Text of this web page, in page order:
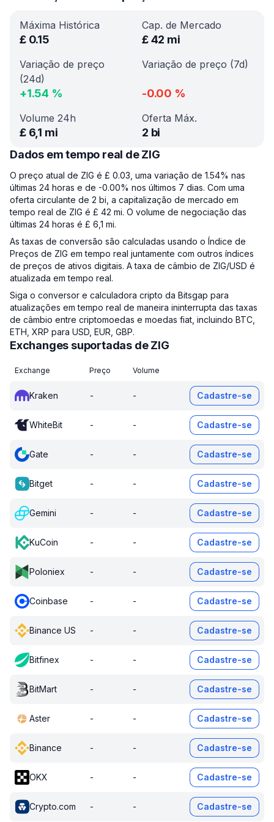
Máxima Histórica
£ 0.15
Cap. de Mercado
£42 mi
Variação de preço
(24d)
+1.54 %
Variação de preço (7d)
-0.00 %
Volume 24h
£ 6,1 mi
Oferta Máx.
2 bi
Dados em tempo real de ZIG
O preço atual de ZIG é £ 0.03, uma variação de 1.54% nas
últimas 24 horas e de -0.00% nos últimos 7 dias. Com uma
oferta circulante de 2 bi, a capitalização de mercado em
tempo real de ZIG é £ 42 mi. O volume de negociação das
últimas 24 horas é £ 6,1 mi.
As taxas de conversão são calculadas usando o Índice de
Preços de ZIG em tempo real juntamente com outros índices
de preços de ativos digitais. A taxa de câmbio de ZIG/USD é
atualizada em tempo real.
Siga o conversor e calculadora cripto da Bitsgap para
atualizações em tempo real de maneira ininterrupta das taxas
de câmbio entre criptomoedas e moedas fiat, incluindo BTC,
ETH, XRP para USD, EUR, GBP.
Exchanges suportadas de ZIG
Exchange Preço Volume
Kraken - - Cadastre-se
WhiteBit - - Cadastre-se
Gate - - Cadastre-se
Bitget - - Cadastre-se
Gemini - - Cadastre-se
KuCoin - - Cadastre-se
Poloniex - - Cadastre-se
Coinbase - - Cadastre-se
Binance US - - Cadastre-se
Bitfinex - - Cadastre-se
BitMart - - Cadastre-se
Aster - - Cadastre-se
Binance - - Cadastre-se
OKX - - Cadastre-se
Crypto.com - - Cadastre-se